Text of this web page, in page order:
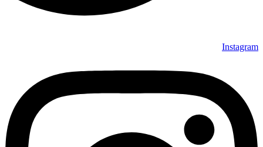
Instagram